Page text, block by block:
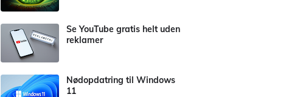
Se YouTube gratis helt uden
reklamer
Nødopdatring til Windows
11